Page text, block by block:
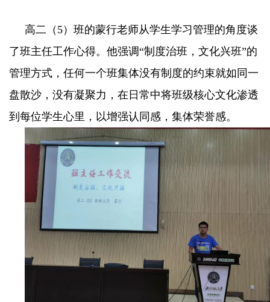
高二（5）班的蒙行老师从学生学习管理的角度谈
了班主任工作心得。他强调“制度治班，文化兴班”的
管理方式，任何一个班集体没有制度的约束就如同一
盘散沙，没有凝聚力，在日常中将班级核心文化渗透
到每位学生心里，以增强认同感，集体荣誉感。